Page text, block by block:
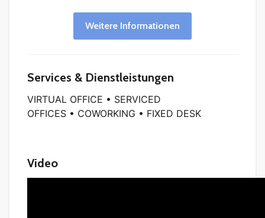
Weitere Informationen
Services & Dienstleistungen
VIRTUAL OFFICE • SERVICED
OFFICES • COWORKING • FIXED DESK
Video